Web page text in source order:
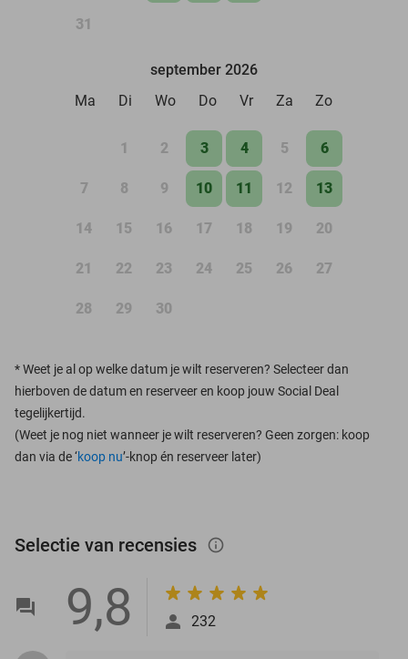
31
september 2026
Ma
Di Wo Do Vr Za Zo
1 2 3 4 5 6
7 8 9 10 11 12 13
14 15 16 17 18 19 20
21 22 23 24 25 26 27
28 29 30
*Weet je al op welke datum je wilt reserveren? Selecteer dan
hierboven de datum en reserveer en koop jouw Social Deal
tegelijkertijd.
(Weet je nog niet wanneer je wilt reserveren? Geen zorgen: koop
dan via de ‘koop nu’-knop én reserveer later)
Selectie van recensies info_outlined
9,8 232